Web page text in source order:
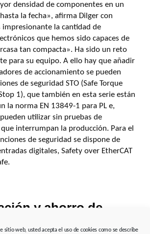
sitio web, usted acepta el uso de cookies como se describe
densidad de componentes en un
la fecha», afirma Dilger con
impresionante la cantidad de
que hemos sido capaces de
tan compacta». Ha sido un reto
para su equipo. A ello hay que añadir
de accionamiento se pueden
de seguridad STO (Safe Torque
1), que también en esta serie están
la norma EN 13849-1 para PL e,
utilizar sin pruebas de
interrumpan la producción. Para el
de seguridad se dispone de
digitales, Safety over EtherCAT
y ahorro de